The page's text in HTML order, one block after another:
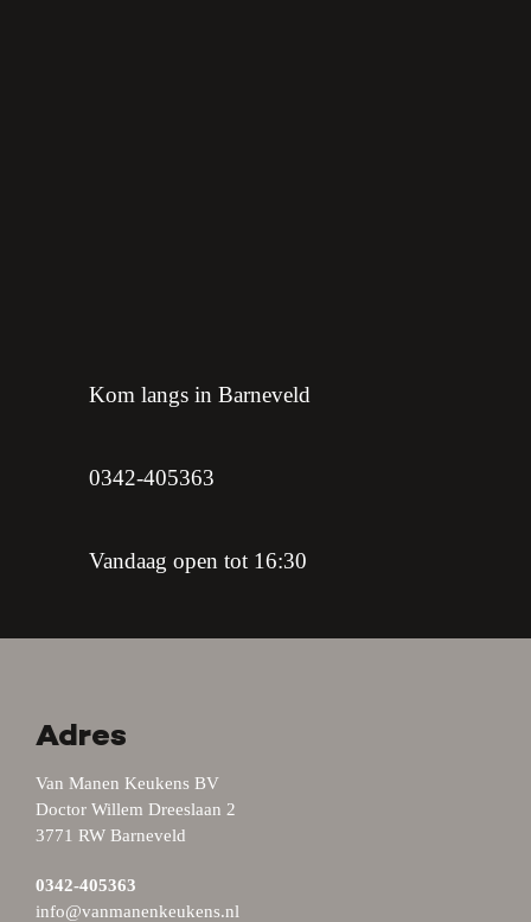
Kom langs in Barneveld
0342-405363
Vandaag open tot 16:30
Adres
Van Manen Keukens BV
Doctor Willem Dreeslaan 2
3771 RW Barneveld
0342-405363
info@vanmanenkeukens.nl